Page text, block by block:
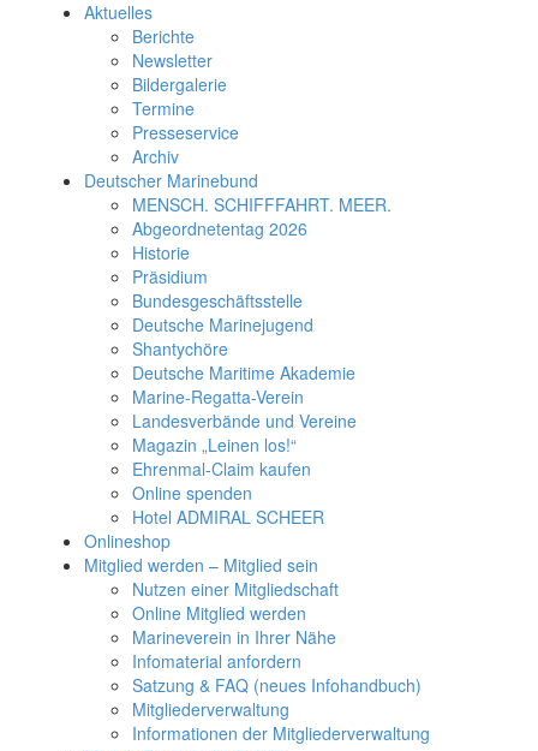
Aktuelles
Berichte
Newsletter
Bildergalerie
Termine
Presseservice
Archiv
Deutscher Marinebund
MENSCH. SCHIFFFAHRT. MEER.
Abgeordnetentag 2026
Historie
Präsidium
Bundesgeschäftsstelle
Deutsche Marinejugend
Shantychöre
Deutsche Maritime Akademie
Marine-Regatta-Verein
Landesverbände und Vereine
Magazin „Leinen los!“
Ehrenmal-Claim kaufen
Online spenden
Hotel ADMIRAL SCHEER
Onlineshop
Mitglied werden – Mitglied sein
Nutzen einer Mitgliedschaft
Online Mitglied werden
Marineverein in Ihrer Nähe
Infomaterial anfordern
Satzung & FAQ (neues Infohandbuch)
Mitgliederverwaltung
Informationen der Mitgliederverwaltung